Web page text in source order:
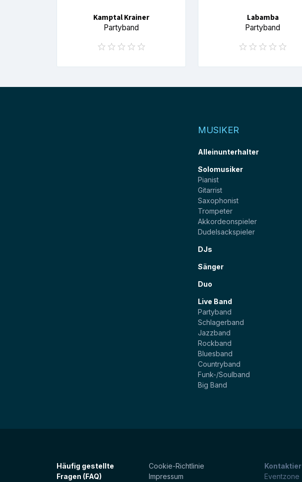
Kamptal Krainer
Partyband
Labamba
Partyband
MUSIKER
Alleinunterhalter
Solomusiker
Pianist
Gitarrist
Saxophonist
Trompeter
Akkordeonspieler
Dudelsackspieler
DJs
Sänger
Duo
Live Band
Partyband
Schlagerband
Jazzband
Rockband
Bluesband
Countryband
Funk-/Soulband
Big Band
Häufig gestellte
Fragen (FAQ)
Cookie-Richtlinie
Impressum
Eventzone